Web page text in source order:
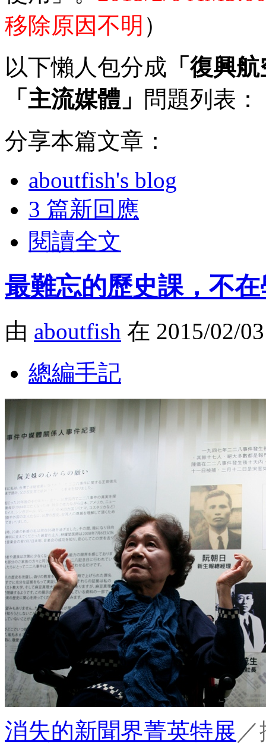
移除原因不明 ）
以下懶人包分成 「復興
「主流媒體」
問題列表：
分享本篇文章：
aboutfish's blog
3 篇新回應
閱讀全文
最難忘的歷史課，不
由 aboutfish 在 2015/02/
總編手記
消失的新聞界菁英特展